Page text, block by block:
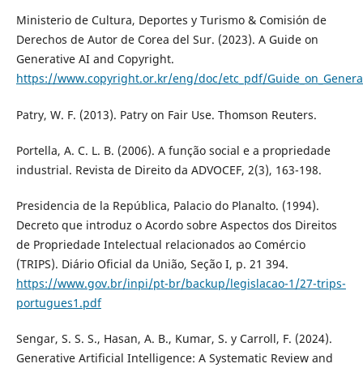
Ministerio de Cultura, Deportes y Turismo & Comisión de
Derechos de Autor de Corea del Sur. (2023). A Guide on
Generative AI and Copyright.
https://www.copyright.or.kr/eng/doc/etc_pdf/
Patry, W. F. (2013). Patry on Fair Use. Thomson Reuters.
Portella, A. C. L. B. (2006). A função social e a propriedade
industrial. Revista de Direito da ADVOCEF, 2(3), 163-198.
Presidencia de la República, Palacio do Planalto. (1994).
Decreto que introduz o Acordo sobre Aspectos dos Direitos
de Propriedade Intelectual relacionados ao Comércio
(TRIPS). Diário Oficial da União, Seção I, p. 21 394.
https://www.gov.br/inpi/pt-br/backup/legislacao-1/27-trips-
portugues1.pdf
Sengar, S. S. S., Hasan, A. B., Kumar, S. y Carroll, F. (2024).
Generative Artificial Intelligence: A Systematic Review and